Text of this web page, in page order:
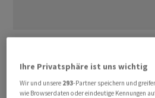
Lastwagen haben 2025 laut
Strecke die verkehrsreichste
Ihre Privatsphäre ist uns wichtig
Wir und unsere 293-Partner speichern und
wie Browserdaten oder eindeutige Kennungen